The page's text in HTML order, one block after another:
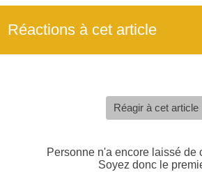
Réactions à cet article
Réagir à cet article
Personne n'a encore laissé de
Soyez donc le